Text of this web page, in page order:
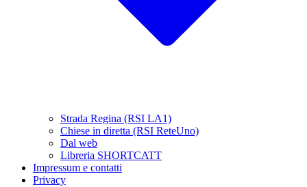
Strada Regina (RSI LA1)
Chiese in diretta (RSI ReteUno)
Dal web
Libreria SHORTCATT
Impressum e contatti
Privacy